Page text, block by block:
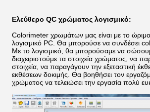
Ελεύθερο QC χρώματος λογισμικό:
Colorimeter χρωμάτων μας είναι με το ώριμο
λογισμικό PC. Θα μπορούσε να συνδέσει
Με το λογισμικό, θα μπορούσαμε να
διαχειριστούμε τα στοιχεία χρώματος, να
στοιχεία, να παραγάγουν την εξεταστική
εκθέσεων δοκιμής. Θα βοηθήσει τον
χρώματος να τελειώσει την εργασία πολύ